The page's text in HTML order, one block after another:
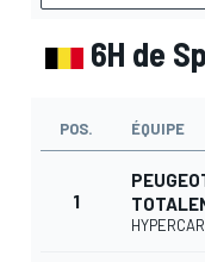
6H de
POS. ÉQUIPE
1
HYPERCAR